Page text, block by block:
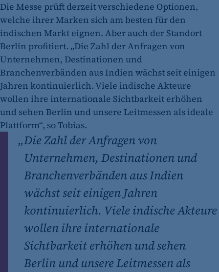
Die Messe prüft derzeit verschiedene Optionen,
welche ihrer Marken sich am besten für den
indischen Markt eignen. Aber auch der Standort
Berlin profitiert. „Die Zahl der Anfragen von
Unternehmen, Destinationen und
Branchenverbänden aus Indien wächst seit einigen
Jahren kontinuierlich. Viele indische Akteure
wollen ihre internationale Sichtbarkeit erhöhen
und sehen Berlin und unsere Leitmessen als ideale
Plattform“, so Tobias.
„Die Zahl der Anfragen von
Unternehmen, Destinationen und
Branchenverbänden aus Indien
wächst seit einigen Jahren
kontinuierlich. Viele indische Akteure
wollen ihre internationale
Sichtbarkeit erhöhen und sehen
Berlin und unsere Leitmessen als